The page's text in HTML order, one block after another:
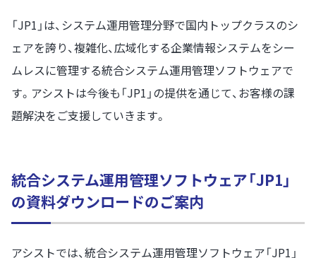
「JP1」は、システム運用管理分野で国内トップクラスのシ
ェアを誇り、複雑化、広域化する企業情報システムをシー
ムレスに管理する統合システム運用管理ソフトウェアで
す。アシストは今後も「JP1」の提供を通じて、お客様の課
題解決をご支援していきます。
統合システム運用管理ソフトウェア「JP1」
の資料ダウンロードのご案内
アシストでは、統合システム運用管理ソフトウェア「JP1」